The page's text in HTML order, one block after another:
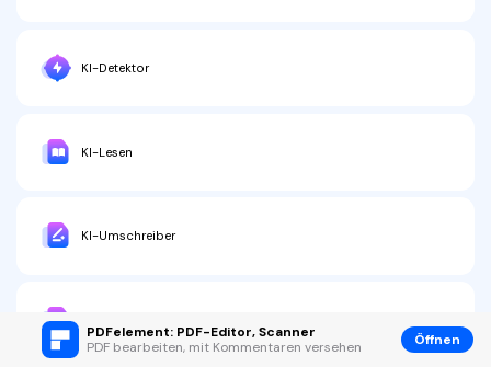
PDFelement: PDF-Editor, Scanner
PDF bearbeiten, mit Kommentaren versehen
Öffnen
KI-Detektor
KI-Lesen
KI-Umschreiber